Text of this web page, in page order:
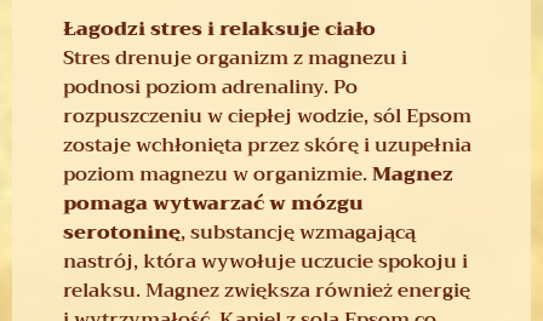
Łagodzi stres i relaksuje ciało
Stres drenuje organizm z magnezu i
podnosi poziom adrenaliny. Po
rozpuszczeniu w ciepłej wodzie, sól Epsom
zostaje wchłonięta przez skórę i uzupełnia
poziom magnezu w organizmie.Magnez
pomaga wytwarzać w mózgu
serotoninę, substancję wzmagającą
nastrój, która wywołuje uczucie spokoju i
relaksu. Magnez zwiększa również energię